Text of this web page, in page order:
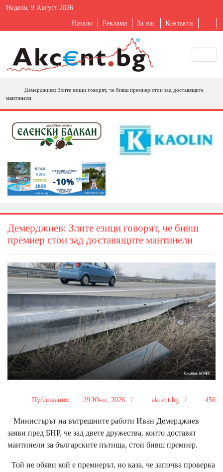
Неделя, 9 Август 2026
Начало Реклама За нас Контакти
Демерджиев: Злите езици говорят, че бивш премиер стои зад доставящите
мантинели
Демерджиев: Злите езици говорят, че бивш
премиер стои зад доставящите мантинели
Публикация 29 Юни, 2026 / akcent.bg / 450
Министърът на вътрешните работи Иван Демерджиев
заяви пред БНР, че зад двете дружества, които доставят
мантинели за българските пътища, стои бивш премиер.
Той не обяви кой е премиерът, но каза, че започва проверка